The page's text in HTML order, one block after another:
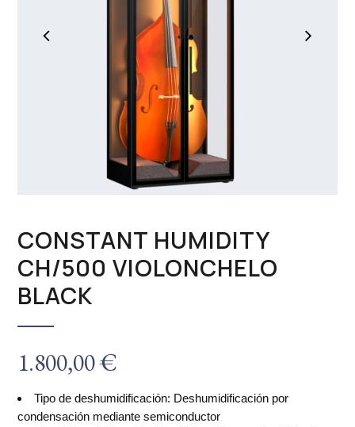
CONSTANT HUMIDITY
CH/500 VIOLONCHELO
BLACK
1.800,00€
Tipo de deshumidificación: Deshumidificación por
condensación mediante semiconductor